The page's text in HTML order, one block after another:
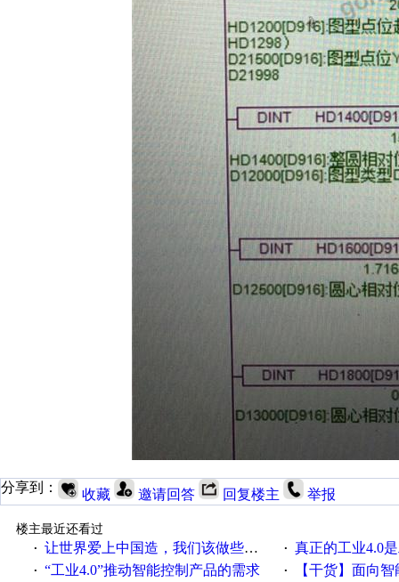
分享到： 收藏 邀请回答 回复楼主 举报
楼主最近还看过
· 让世界爱上中国造，我们该做些什么 · 真正的工业4.0
· “工业4.0”推动智能控制产品的需求 · 【干货】面向